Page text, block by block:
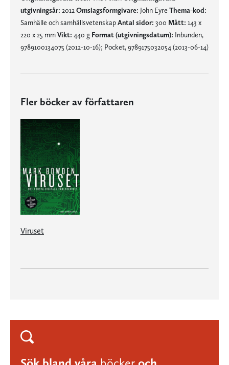
utgivningsår: 2012 Omslagsformgivare: John Eyre Thema-kod:
Samhälle och samhällsvetenskapAntal sidor: 300 Mått: 143 x
220 x 25 mmVikt: 440 g Format (utgivningsdatum): Inbunden,
9789100134075 (2012-10-16); Pocket, 9789175032054 (2013-06-14)
Fler böcker av författaren
Viruset